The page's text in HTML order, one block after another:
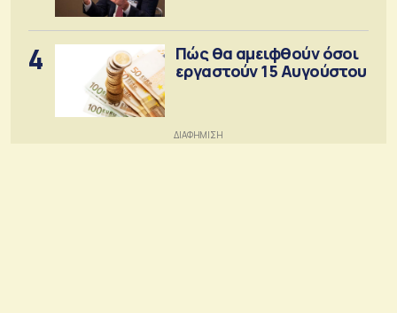
4
Πώς θα αμειφθούν όσοι
εργαστούν 15 Αυγούστου